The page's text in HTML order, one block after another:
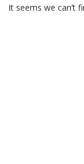
It seems we can’t